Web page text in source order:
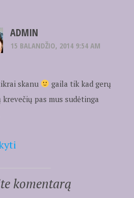
ADMIN
15 BALANDŽIO, 2014 9:54 AM
skanu
gaila tik kad gerų
krevečių pas mus sudėtinga
komentarą